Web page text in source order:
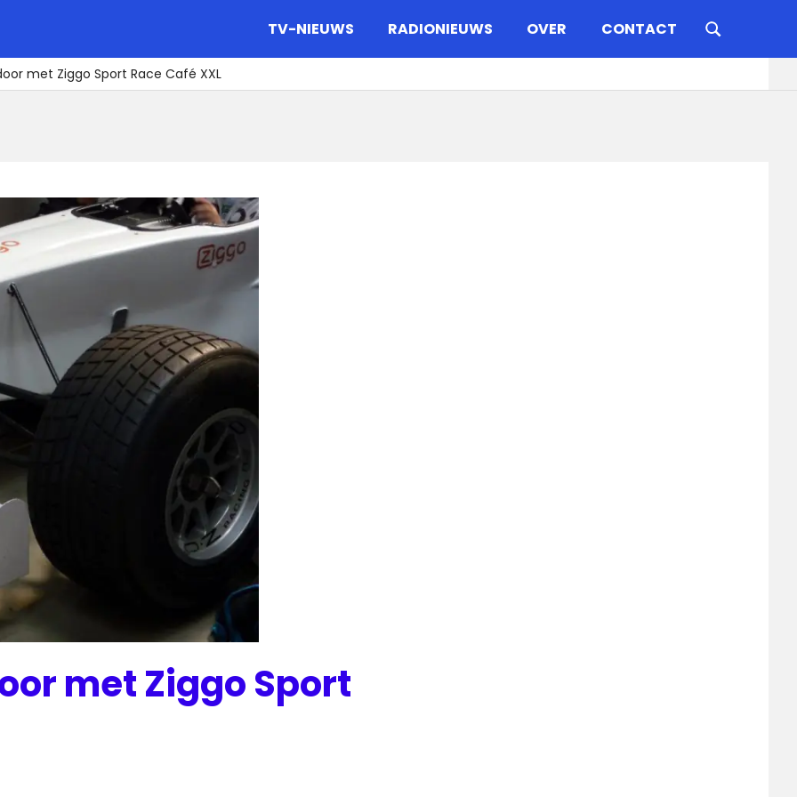
TV-NIEUWS RADIONIEUWS OVER CONTACT
met Ziggo Sport Race Café XXL
met Ziggo Sport